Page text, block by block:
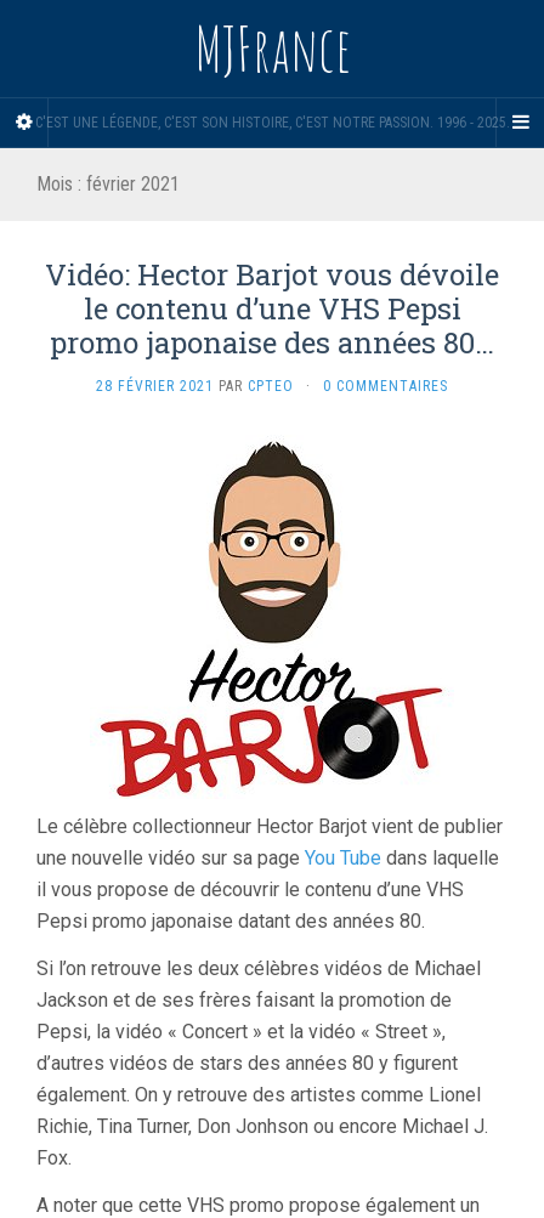
MJFrance
C'EST UNE LÉGENDE, C'EST SON HISTOIRE, C'EST NOTRE PASSION. 1996 - 2025.
Mois : février 2021
Vidéo: Hector Barjot vous dévoile
le contenu d’une VHS Pepsi
promo japonaise des années 80…
28 FÉVRIER 2021 PAR CPTEO · 0 COMMENTAIRES
Le célèbre collectionneur Hector Barjot vient de publier
une nouvelle vidéo sur sa page You Tube dans laquelle
il vous propose de découvrir le contenu d’une VHS
Pepsi promo japonaise datant des années 80.
Si l’on retrouve les deux célèbres vidéos de Michael
Jackson et de ses frères faisant la promotion de
Pepsi, la vidéo « Concert » et la vidéo « Street »,
d’autres vidéos de stars des années 80 y figurent
également. On y retrouve des artistes comme Lionel
Richie, Tina Turner, Don Jonhson ou encore Michael J.
Fox.
A noter que cette VHS promo propose également un